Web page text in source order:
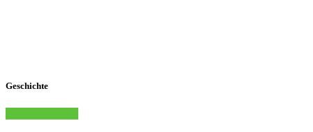
Geschichte